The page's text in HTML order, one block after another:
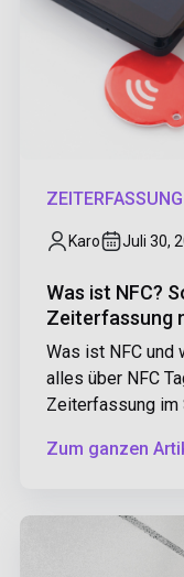
ZEITERFASSUNG
Karo Juli 30,
Was ist NFC?
Zeiterfassung
Was ist NFC
alles über NFC
Zeiterfassung
Zum ganzen